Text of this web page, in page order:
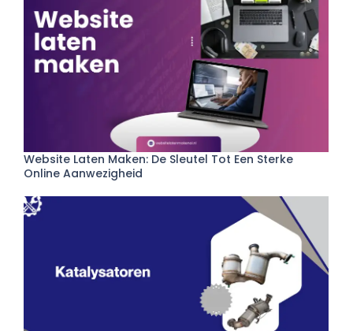
Website Laten Maken: De Sleutel Tot Een Sterke
Online Aanwezigheid